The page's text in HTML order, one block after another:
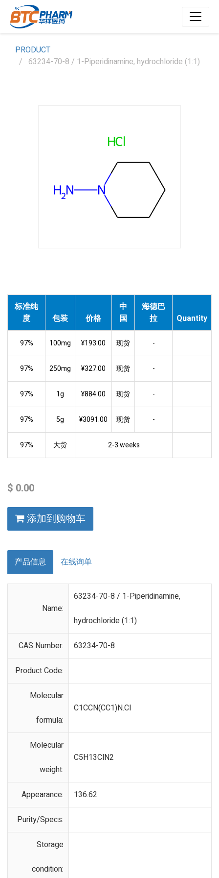
PRODUCT
63234-70-8 / 1-Piperidinamine, hydrochloride (1:1)
标准纯
度
包装 价格
中
国
海德巴
拉
Quantity
97% 100mg ¥193.00 现货 -
97% 250mg ¥327.00 现货 -
97% 1g ¥884.00 现货 -
97% 5g ¥3091.00 现货 -
97% 大货 2-3 weeks
$ 0.00
添加到购物车
产品信息 在线询单
Name:
63234-70-8 / 1-Piperidinamine,
hydrochloride (1:1)
CAS Number: 63234-70-8
Product Code:
Molecular
formula:
C1CCN(CC1)N.Cl
Molecular
weight:
C5H13ClN2
Appearance: 136.62
Purity/Specs:
Storage
condition: